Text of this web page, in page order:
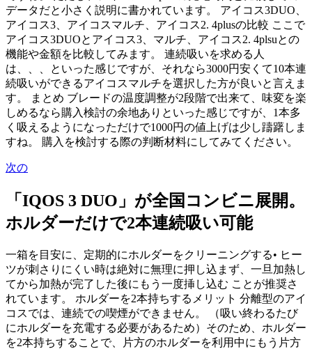
データだと小さく説明に書かれています。 アイコス3DUO、
アイコス3、アイコスマルチ、アイコス2. 4plusの比較 ここで
アイコス3DUOとアイコス3、マルチ、アイコス2. 4plsuとの
機能や金額を比較してみます。 連続吸いを求める人
は、、、といった感じですが、それなら3000円安くて10本連
続吸いができるアイコスマルチを選択した方が良いと言えま
す。 まとめ ブレードの温度調整が2段階で出来て、味変を楽
しめるなら購入検討の余地ありといった感じですが、1本多
く吸えるようになっただけで1000円の値上げは少し躊躇しま
すね。 購入を検討する際の判断材料にしてみてください。
次の
「IQOS 3 DUO」が全国コンビニ展開。
ホルダーだけで2本連続吸い可能
一箱を目安に、定期的にホルダーをクリーニングする• ヒー
ツが刺さりにくい時は絶対に無理に押し込まず、一旦加熱し
てから加熱が完了した後にもう一度挿し込む ことが推奨さ
れています。 ホルダーを2本持ちするメリット 分離型のアイ
コスでは、連続での喫煙ができません。 （吸い終わるたび
にホルダーを充電する必要があるため）そのため、ホルダー
を2本持ちすることで、片方のホルダーを利用中にもう片方